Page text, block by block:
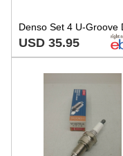
USD 35.95